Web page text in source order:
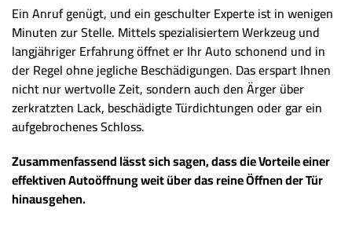
Ein Anruf genügt, und ein geschulter Experte ist in wenigen
Minuten zur Stelle. Mittels spezialisiertem Werkzeug und
langjähriger Erfahrung öffnet er Ihr Auto schonend und in
der Regel ohne jegliche Beschädigungen. Das erspart Ihnen
nicht nur wertvolle Zeit, sondern auch den Ärger über
zerkratzten Lack, beschädigte Türdichtungen oder gar ein
aufgebrochenes Schloss.
Zusammenfassend lässt sich sagen, dass die Vorteile einer
effektiven Autoöffnung weit über das reine Öffnen der Tür
hinausgehen.